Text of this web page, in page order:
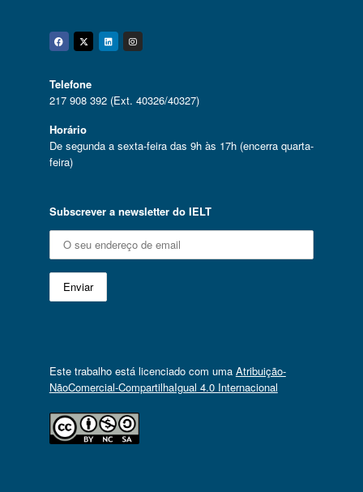
Facebook
Twitter
Linkedin
Instagram
Telefone
217 908 392 (Ext. 40326/40327)
Horário
De segunda a sexta-feira das 9h às 17h (encerra quarta-
feira)
Subscrever a newsletter do IELT
Este trabalho está licenciado com uma Atribuição-
NãoComercial-CompartilhaIgual 4.0 Internacional